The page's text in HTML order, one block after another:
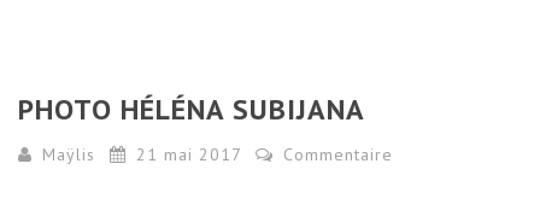
PHOTO HÉLÉNA SUBIJANA
Maÿlis 21 mai 2017 Commentaire